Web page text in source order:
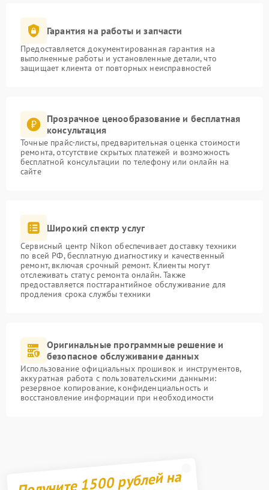
Гарантия на работы и запчасти
Предоставляется документированная гарантия на
выполненные работы и установленные детали, что
защищает клиента от повторных неисправностей
Прозрачное ценообразование и бесплатная
консультация
Точные прайс-листы, предварительная оценка стоимости
ремонта, отсутствие скрытых платежей и возможность
бесплатной консультации по телефону или онлайн на
сайте
Широкий спектр услуг
Сервисный центр Nikon обеспечивает доставку техники
по всей РФ, бесплатную диагностику и качественный
ремонт, включая срочный ремонт. Клиенты могут
отслеживать статус ремонта онлайн. Также
предоставляется постгарантийное обслуживание для
продления срока службы техники
Оригинальные программные решение и
безопасное обслуживание данных
Использование официальных прошивок и инструментов,
аккуратная работа с пользовательскими данными:
резервное копирование, конфиденциальность и
восстановление информации при необходимости